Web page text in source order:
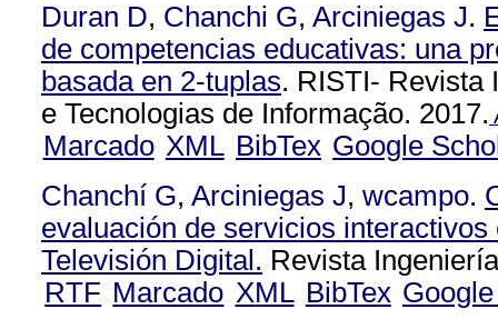
Duran D, Chanchi G, Arciniegas J.
de competencias educativas: una
basada en 2-tuplas. RISTI- Revista
e Tecnologias de Informação. 2017.
Marcado XML BibTex Google
Chanchí G, Arciniegas J, wcampo.
evaluación de servicios interactivos
Televisión Digital. Revista
RTF Marcado XML BibTex